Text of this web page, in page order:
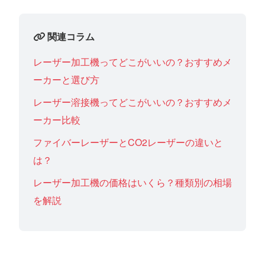
関連コラム
レーザー加工機ってどこがいいの？おすすめメ
ーカーと選び方
レーザー溶接機ってどこがいいの？おすすめメ
ーカー比較
ファイバーレーザーとCO2レーザーの違いと
は？
レーザー加工機の価格はいくら？種類別の相場
を解説